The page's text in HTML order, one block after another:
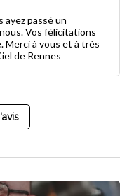
ayez passé un
Vos félicitations
Merci à vous et à très
de Rennes